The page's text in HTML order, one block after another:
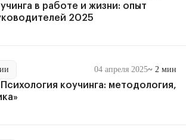
в работе и жизни: опыт
2025
04 апреля 2025~ 2 мин
коучинга: методология,